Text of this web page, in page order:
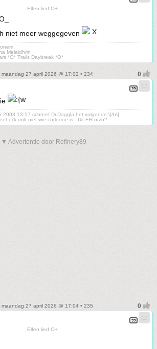
Elfen lied O+
niet meer weggegeven
Melaidhrin
*O* Trails Daybreak *O*
maandag 27 april 2026 @ 17:02 • 234
2003 13:57 schreef Dr.Daggla het volgende:\[/b\]
ei'k ook niet wie corleone is.. Uit ER ofzo?
▼ Advertentie door Refinery89
maandag 27 april 2026 @ 17:04 • 235
Elfen lied O+